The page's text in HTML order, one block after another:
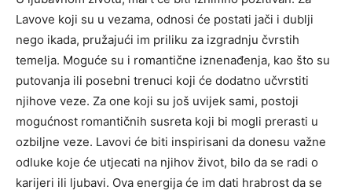
Lavove koji su u vezama, odnosi će postati jači i dublji
nego ikada, pružajući im priliku za izgradnju čvrstih
temelja. Moguće su i romantične iznenađenja, kao što su
putovanja ili posebni trenuci koji će dodatno učvrstiti
njihove veze. Za one koji su još uvijek sami, postoji
mogućnost romantičnih susreta koji bi mogli prerasti u
ozbiljne veze. Lavovi će biti inspirisani da donesu važne
odluke koje će utjecati na njihov život, bilo da se radi o
karijeri ili ljubavi. Ova energija će im dati hrabrost da se